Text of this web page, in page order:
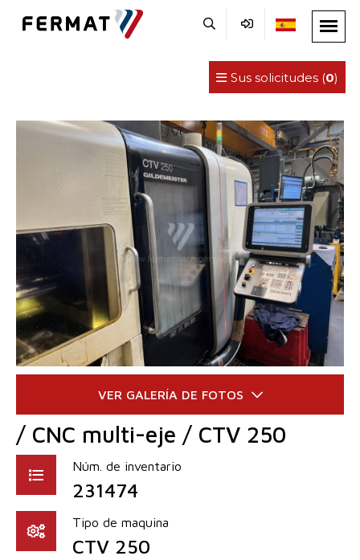
Sus solicitudes (0)
/ CNC multi-eje / CTV 250
Núm. de inventario
231474
Tipo de maquina
CTV 250